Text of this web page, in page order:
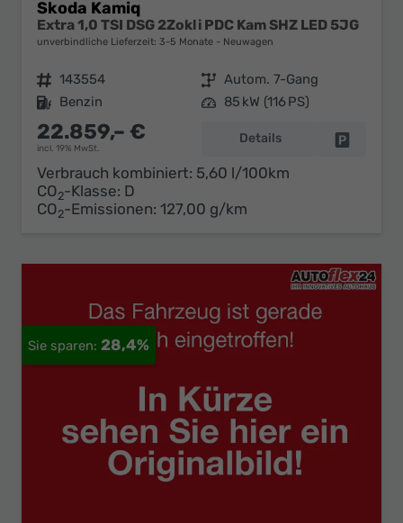
Skoda Kamiq
Extra 1,0 TSI DSG 2Zokli PDC Kam SHZ LED 5JG
unverbindliche Lieferzeit: 3-5 Monate Neuwagen
Fahrzeugnr. 143554 Getriebe Autom. 7-Gang
Kraftstoff Benzin Leistung 85 kW (116 PS)
22.859,– €
incl. 19% MwSt.
Details
Verbrauch kombiniert: 5,60 l/100km
CO2-Klasse: D
CO2-Emissionen: 127,00 g/km
28,4%